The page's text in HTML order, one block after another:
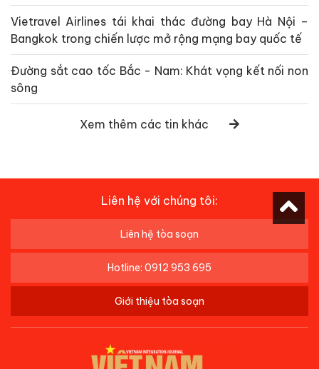
Vietravel Airlines tái khai thác đường bay Hà Nội –
Bangkok trong chiến lược mở rộng mạng bay quốc tế
Đường sắt cao tốc Bắc - Nam: Khát vọng kết nối non
sông
Xem thêm các tin khác
Liên hệ với chúng tôi:
Liên hệ tòa soạn
Hotline: 0912 953 695
Giới thiệu tòa soạn